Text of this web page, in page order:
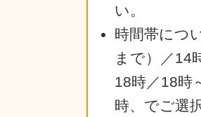
い。
時間帯につ
まで）／14
18時／18時
時、でご選